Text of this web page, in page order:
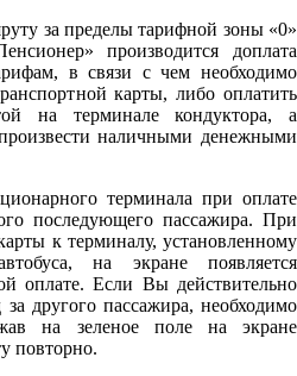
за пределы тарифной зоны «0»
производится доплата
в связи с чем необходимо
карты, либо оплатить
на терминале кондуктора, а
наличными денежными
терминала при оплате
последующего пассажира. При
к терминалу, установленному
на экране появляется
оплате. Если Вы действительно
за другого пассажира, необходимо
на зеленое поле на экране
повторно.